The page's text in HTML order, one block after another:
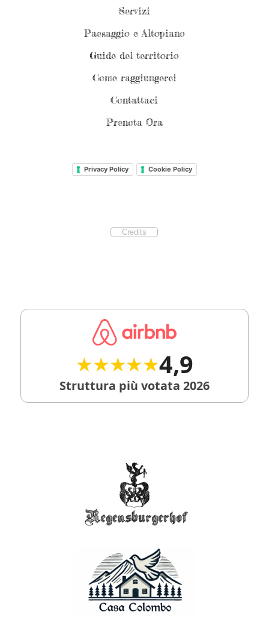
Servizi
Paesaggio e Altopiano
Guide del territorio
Come raggiungerci
Contattaci
Prenota Ora
Privacy Policy Cookie Policy
Credits
★★★★★
★★★★★4,9
Struttura più votata 2026